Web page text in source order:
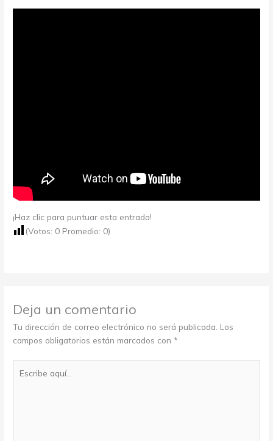
¡Haz clic para puntuar esta entrada!
(Votos: 0 Promedio: 0)
Deja un comentario
Tu dirección de correo electrónico no será publicada. Los
campos obligatorios están marcados con *
aquí...